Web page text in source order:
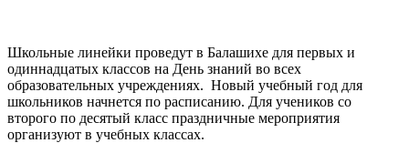
Школьные линейки проведут в Балашихе для первых и
одиннадцатых классов на День знаний во всех
образовательных учреждениях. Новый учебный год для
школьников начнется по расписанию. Для учеников со
второго по десятый класс праздничные мероприятия
организуют в учебных классах.